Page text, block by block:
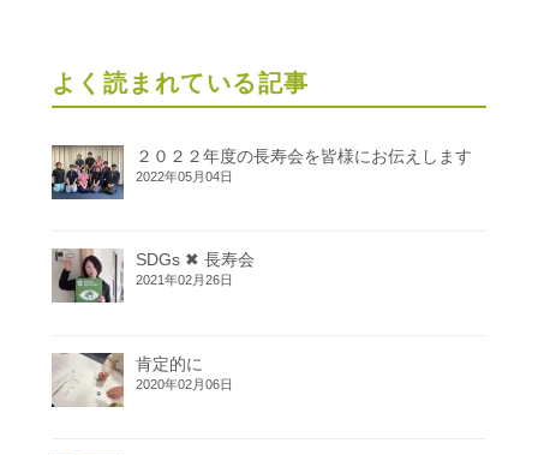
よく読まれている記事
２０２２年度の長寿会を皆様にお伝えします
2022年05月04日
SDGs ✖ 長寿会
2021年02月26日
肯定的に
2020年02月06日